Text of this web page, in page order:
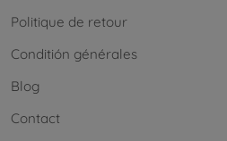
Politique de retour
Conditión générales
Blog
Contact